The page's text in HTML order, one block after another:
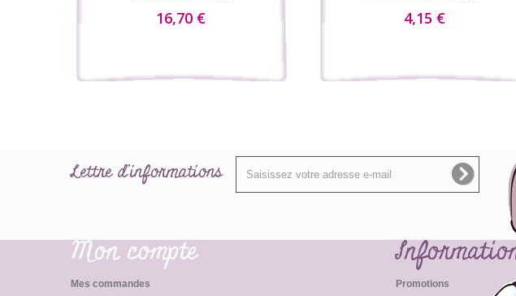
16,70 € 4,15 €
Lettre d'informations
Mon compte
Mes commandes Promotions